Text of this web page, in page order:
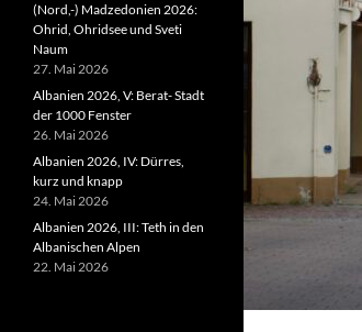
(Nord,-) Madzedonien 2026:
Ohrid, Ohridsee und Sveti
Naum
27. Mai 2026
Albanien 2026, V: Berat- Stadt
der 1000 Fenster
26. Mai 2026
Albanien 2026, IV: Dürres,
kurz und knapp
24. Mai 2026
Albanien 2026, III: Teth in den
Albanischen Alpen
22. Mai 2026